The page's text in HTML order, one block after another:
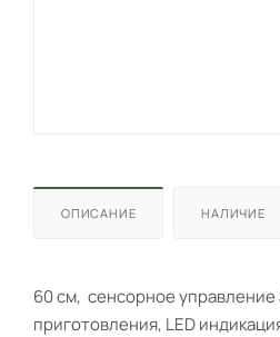
ОПИСАНИЕ НАЛИЧИЕ
60 cм, сенсорное управление
приготовления, LED